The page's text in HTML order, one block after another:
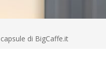
di BigCaffe.it